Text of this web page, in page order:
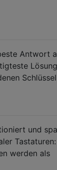
Antwort
und
Tastaturen:
werden als